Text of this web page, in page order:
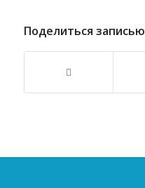
Поделиться записью